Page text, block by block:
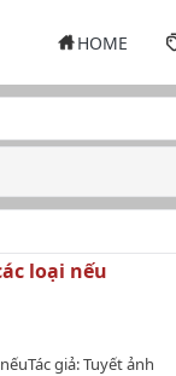
HOME
loại nếu
giả: Tuyết ảnh